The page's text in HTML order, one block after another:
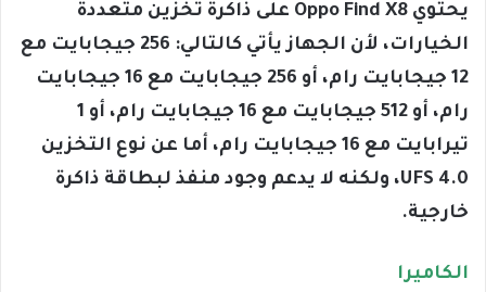
يحتوي Oppo Find X8 على ذاكرة تخزين متعددة
الخيارات، لأن الجهاز يأتي كالتالي: 256 جيجابايت مع
12 جيجابايت رام، أو 256 جيجابايت مع 16 جيجابايت
رام، أو 512 جيجابايت مع 16 جيجابايت رام، أو 1
تيرابايت مع 16 جيجابايت رام، أما عن نوع التخزين
UFS 4.0، ولكنه لا يدعم وجود منفذ لبطاقة ذاكرة
خارجية.
الكاميرا